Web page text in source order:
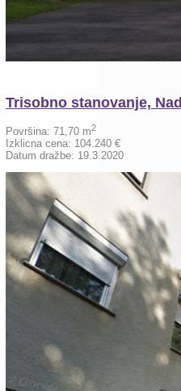
Trisobno stanovanje,
Površina: 71,70 m2
Izklicna cena: 104.240 €
Datum dražbe: 19.3.2020